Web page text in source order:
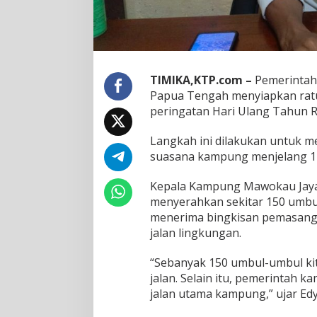
n
d
e
d
a
n
m
b
u
-
u
b
u
J
e
a
TIMIKA,KTP.com –
Papua Tengah menyiapkan
peringatan Hari Ulang Tahun
Langkah ini dilakukan untuk
suasana kampung menjelang
Kepala Kampung Mawokau
menyerahkan sekitar 150
menerima bingkisan
jalan lingkungan.
“Sebanyak 150 umbul-umbul
jalan. Selain itu, pemerintah
jalan utama kampung,” ujar